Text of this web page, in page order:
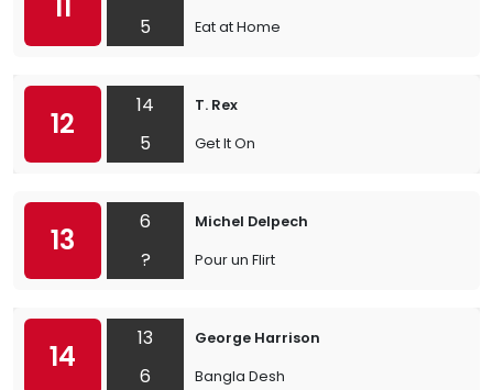
5
Eat at Home
12
14
5
T. Rex
Get It On
13
6
?
Michel Delpech
Pour un Flirt
14
13
6
George Harrison
Bangla Desh